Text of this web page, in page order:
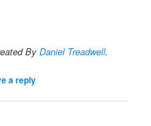
ByDaniel Treadwell.
a reply